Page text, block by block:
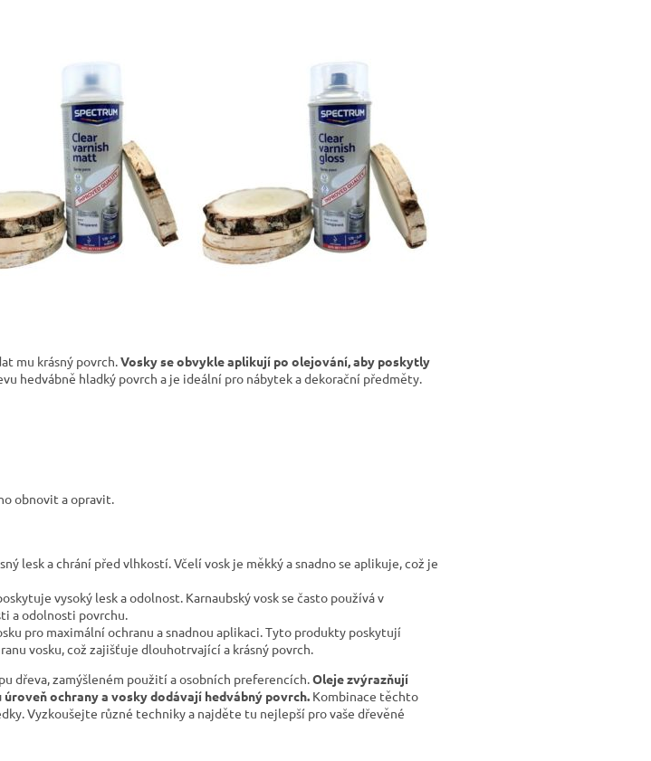
mu krásný povrch.Vosky se obvykle aplikují po olejování, aby poskytly
hedvábně hladký povrch a je ideální pro nábytek a dekorační předměty.
obnovit a opravit.
lesk a chrání před vlhkostí. Včelí vosk je měkký a snadno se aplikuje, což je
vysoký lesk a odolnost. Karnaubský vosk se často používá v
a odolnosti povrchu.
pro maximální ochranu a snadnou aplikaci. Tyto produkty poskytují
vosku, což zajišťuje dlouhotrvající a krásný povrch.
dřeva, zamýšleném použití a osobních preferencích.Oleje zvýrazňují
ochrany a vosky dodávají hedvábný povrch. Kombinace těchto
Vyzkoušejte různé techniky a najděte tu nejlepší pro vaše dřevěné